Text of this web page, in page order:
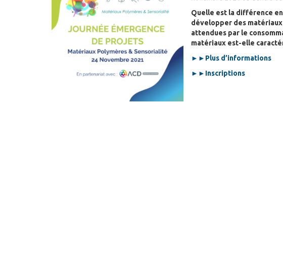
Quelle est la différence
développer des
attendues par le
matériaux est-elle
►► Plus d’informations
►► Inscriptions